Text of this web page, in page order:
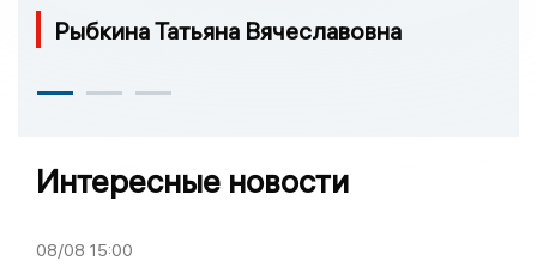
Рыбкина Татьяна Вячеславовна
Интересные новости
08/08 15:00